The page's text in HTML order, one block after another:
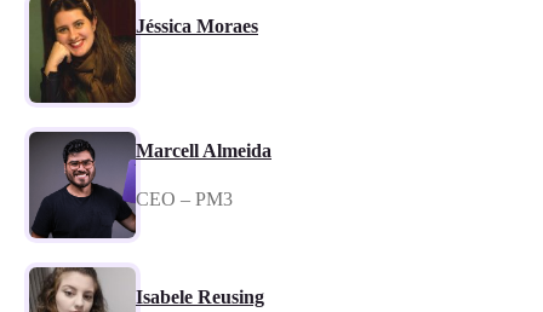
Jéssica Moraes
Marcell Almeida
CEO – PM3
Isabele Reusing